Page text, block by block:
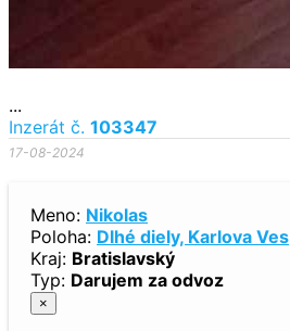
...
Inzerát č. 103347
17-08-2024
Meno: Nikolas
Poloha: Dlhé diely, Karlova Ves
Kraj: Bratislavský
Typ: Darujem za odvoz
×